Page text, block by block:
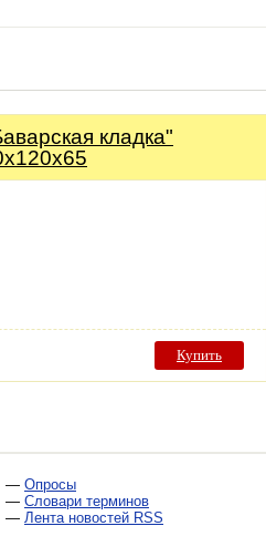
кладка"
Купить
— Опросы
— Словари терминов
— Лента новостей RSS